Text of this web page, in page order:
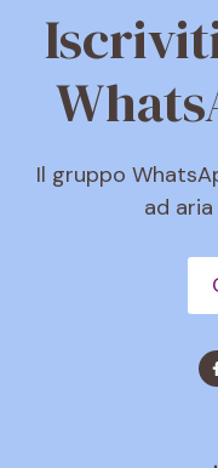
Iscriviti
Il gruppo
ad